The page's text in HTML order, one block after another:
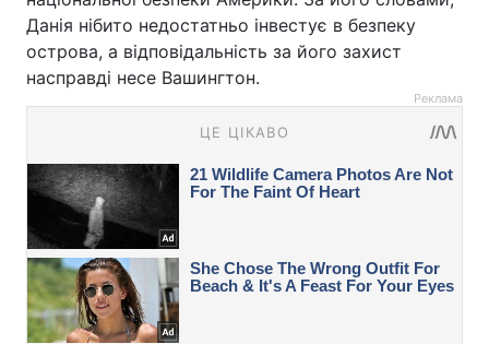
Данія нібито недостатньо інвестує в безпеку
острова, а відповідальність за його захист
насправді несе Вашингтон.
Реклама